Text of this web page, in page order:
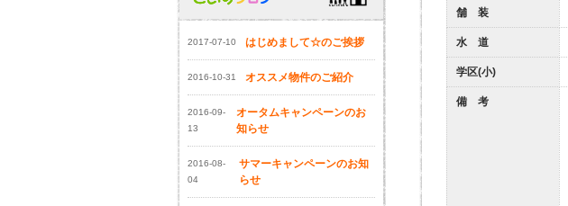
2017-07-10 はじめまして☆のご挨拶
2016-10-31 オススメ物件のご紹介
2016-09-
13
オータムキャンペーンのお
知らせ
2016-08-
04
サマーキャンペーンのお知
らせ
舗 装
水 道
学区(小)
備 考